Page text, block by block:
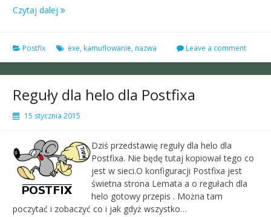
Czytaj dalej
Postfix exe, kamuflowanie, nazwa Leave a comment
Reguły dla helo dla Postfixa
15 stycznia 2015
Dziś przedstawię reguły dla helo dla
Postfixa. Nie będę tutaj kopiował tego co
jest w sieci.O konfiguracji Postfixa jest
świetna strona Lemata a o regułach dla
helo gotowy przepis . Można tam
poczytać i zobaczyć co i jak gdyż wszystko…